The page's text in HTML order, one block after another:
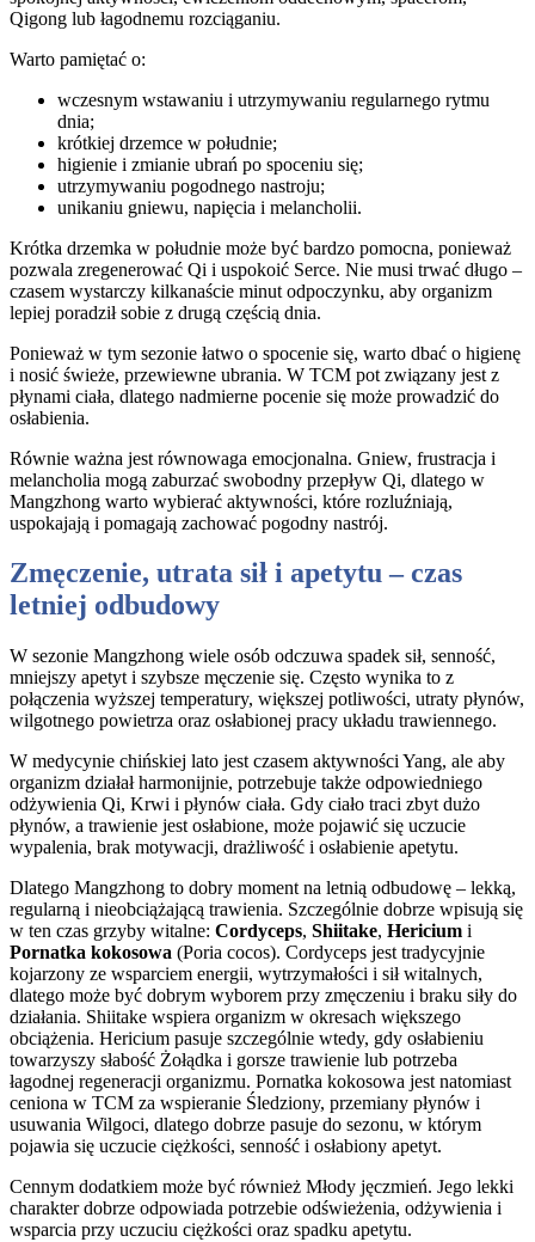
Qigong lub łagodnemu rozciąganiu.
Warto pamiętać o:
wczesnym wstawaniu i utrzymywaniu regularnego rytmu
dnia;
krótkiej drzemce w południe;
higienie i zmianie ubrań po spoceniu się;
utrzymywaniu pogodnego nastroju;
unikaniu gniewu, napięcia i melancholii.
Krótka drzemka w południe może być bardzo pomocna, ponieważ
pozwala zregenerować Qi i uspokoić Serce. Nie musi trwać długo –
czasem wystarczy kilkanaście minut odpoczynku, aby organizm
lepiej poradził sobie z drugą częścią dnia.
Ponieważ w tym sezonie łatwo o spocenie się, warto dbać o higienę
i nosić świeże, przewiewne ubrania. W TCM pot związany jest z
płynami ciała, dlatego nadmierne pocenie się może prowadzić do
osłabienia.
Równie ważna jest równowaga emocjonalna. Gniew, frustracja i
melancholia mogą zaburzać swobodny przepływ Qi, dlatego w
Mangzhong warto wybierać aktywności, które rozluźniają,
uspokajają i pomagają zachować pogodny nastrój.
Zmęczenie, utrata sił i apetytu – czas
letniej odbudowy
W sezonie Mangzhong wiele osób odczuwa spadek sił, senność,
mniejszy apetyt i szybsze męczenie się. Często wynika to z
połączenia wyższej temperatury, większej potliwości, utraty płynów,
wilgotnego powietrza oraz osłabionej pracy układu trawiennego.
W medycynie chińskiej lato jest czasem aktywności Yang, ale aby
organizm działał harmonijnie, potrzebuje także odpowiedniego
odżywienia Qi, Krwi i płynów ciała. Gdy ciało traci zbyt dużo
płynów, a trawienie jest osłabione, może pojawić się uczucie
wypalenia, brak motywacji, drażliwość i osłabienie apetytu.
Dlatego Mangzhong to dobry moment na letnią odbudowę – lekką,
regularną i nieobciążającą trawienia. Szczególnie dobrze wpisują się
w ten czas grzyby witalne: Cordyceps, Shiitake, Hericium i
Pornatka kokosowa (Poria cocos). Cordyceps jest tradycyjnie
kojarzony ze wsparciem energii, wytrzymałości i sił witalnych,
dlatego może być dobrym wyborem przy zmęczeniu i braku siły do
działania. Shiitake wspiera organizm w okresach większego
obciążenia. Hericium pasuje szczególnie wtedy, gdy osłabieniu
towarzyszy słabość Żołądka i gorsze trawienie lub potrzeba
łagodnej regeneracji organizmu. Pornatka kokosowa jest natomiast
ceniona w TCM za wspieranie Śledziony, przemiany płynów i
usuwania Wilgoci, dlatego dobrze pasuje do sezonu, w którym
pojawia się uczucie ciężkości, senność i osłabiony apetyt.
Cennym dodatkiem może być również Młody jęczmień. Jego lekki
charakter dobrze odpowiada potrzebie odświeżenia, odżywienia i
wsparcia przy uczuciu ciężkości oraz spadku apetytu.